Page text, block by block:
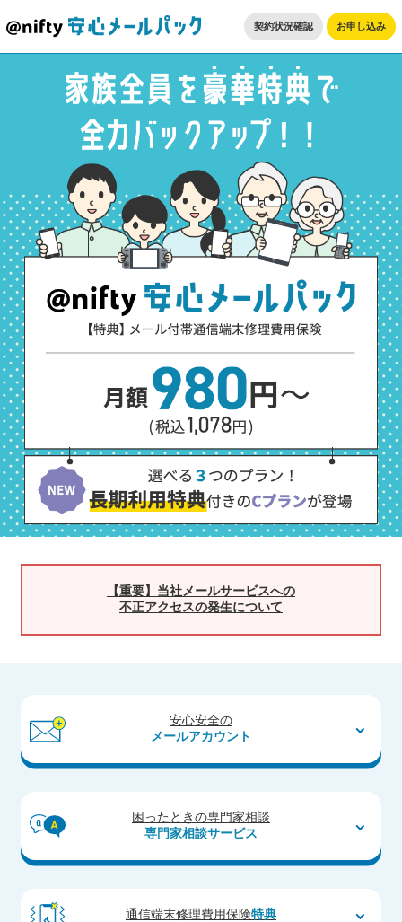
契約状況確認 お申し込み
【重要】当社メールサービスへの
不正アクセスの発生について
安心安全の
メールアカウント
困ったときの専門家相談
専門家相談サービス
通信端末修理費用保険特典